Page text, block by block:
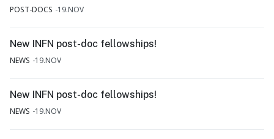
POST-DOCS 19.NOV
New INFN post-doc fellowships!
NEWS 19.NOV
New INFN post-doc fellowships!
NEWS 19.NOV